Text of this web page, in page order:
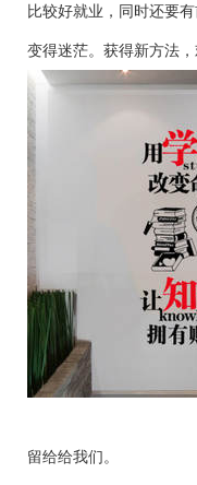
比较好就业，同时还要有
变得迷茫。获得新方法
留给给我们。